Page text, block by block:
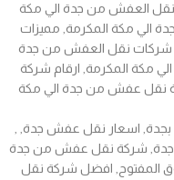
العفش من جدة الي مكة
الي مكة المكرمة, مميزات
شركات نقل العفش من جدة
مكة المكرمة, ارقام شركة
نقل عفش من جدة الي مكة
جدة, شركة نقل عفش من جدة
المفتوح, افضل شركة نقل